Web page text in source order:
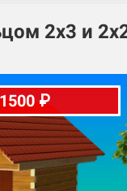
2х3 и
₽